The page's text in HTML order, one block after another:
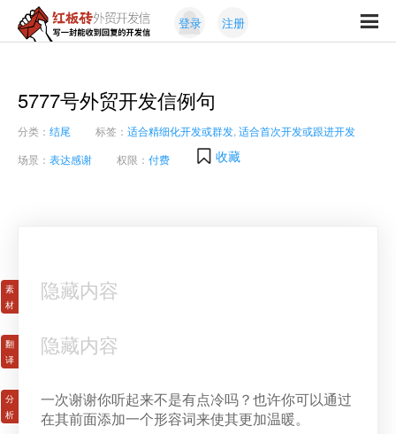
红
外
贸
开
发
信
封
能
收
到
登录 注册
5777号外贸开发信例句
分类： 结尾 标签： 适合精细化开发或群发 适合首次开发或跟进开发
场景： 表达感谢 权限： 付费 收藏
隐藏内容
隐藏内容
一次谢谢你听起来不是有点冷吗？也许你可以通过
在其前面添加一个形容词来使其更加温暖。